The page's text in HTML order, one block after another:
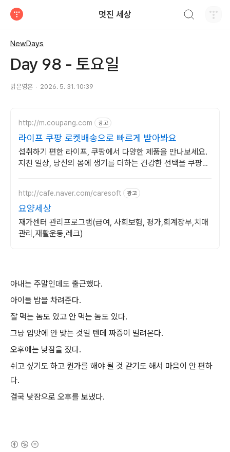
멋진 세상
NewDays
Day 98 - 토요일
밝은영혼 2026. 5. 31. 10:39
http://m.coupang.com 광고
라이프 쿠팡 로켓배송으로 빠르게 받아봐요
섭취하기 편한 라이프, 쿠팡에서 다양한 제품을 만나보세요.
지친 일상, 당신의 몸에 생기를 더하는 건강한 선택을 쿠팡에
http://cafe.naver.com/caresoft 광고
요양세상
재가센터 관리프로그램(급여, 사회보험, 평가,회계장부,치매
관리,재활운동,레크)
아내는 주말인데도 출근했다.
아이들 밥을 차려준다.
잘 먹는 놈도 있고 안 먹는 놈도 있다.
그냥 입맛에 안 맞는 것일 텐데 짜증이 밀려온다.
오후에는 낮잠을 잤다.
쉬고 싶기도 하고 뭔가를 해야 될 것 같기도 해서 마음이 안 편하
다.
결국 낮잠으로 오후를 보냈다.